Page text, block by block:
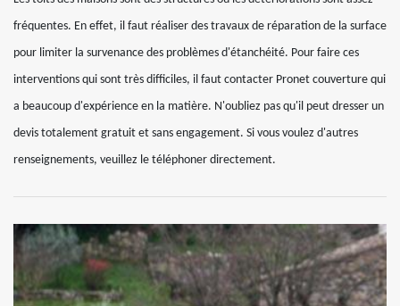
fréquentes. En effet, il faut réaliser des travaux de réparation de la surface
pour limiter la survenance des problèmes d'étanchéité. Pour faire ces
interventions qui sont très difficiles, il faut contacter Pronet couverture qui
a beaucoup d'expérience en la matière. N'oubliez pas qu'il peut dresser un
devis totalement gratuit et sans engagement. Si vous voulez d'autres
renseignements, veuillez le téléphoner directement.